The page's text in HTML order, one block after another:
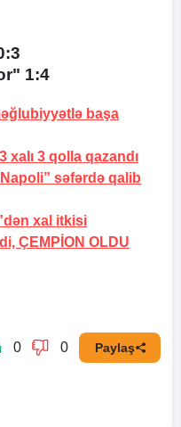
1:4
başa
xalı 3 qolla qazandı
səfərdə qalib
xal itkisi
ÇEMPİON OLDU
0 0 Paylaş